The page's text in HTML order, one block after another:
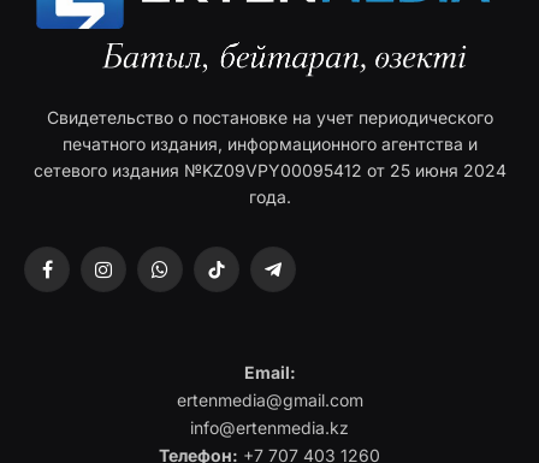
Свидетельство о постановке на учет периодического
печатного издания, информационного агентства и
сетевого издания №KZ09VPY00095412 от 25 июня 2024
года.
FacebookInstagramWhatsAppTikTok Telegram
Email:
ertenmedia@gmail.com
info@ertenmedia.kz
Телефон: +7 707 403 1260